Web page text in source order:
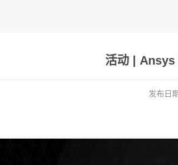
活动 | Ansys
发布日期